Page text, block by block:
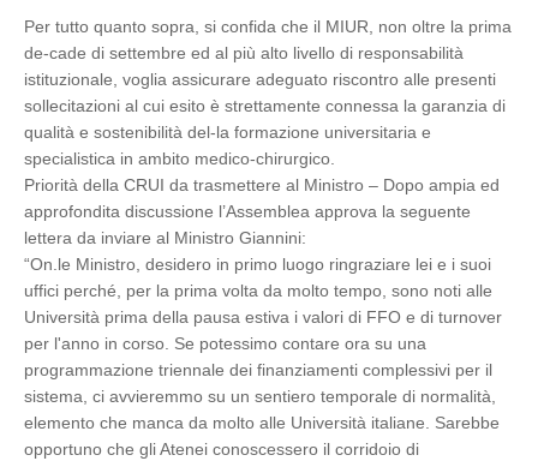
Per tutto quanto sopra, si confida che il MIUR, non oltre la prima
de-cade di settembre ed al più alto livello di responsabilità
istituzionale, voglia assicurare adeguato riscontro alle presenti
sollecitazioni al cui esito è strettamente connessa la garanzia di
qualità e sostenibilità del-la formazione universitaria e
specialistica in ambito medico-chirurgico.
Priorità della CRUI da trasmettere al Ministro – Dopo ampia ed
approfondita discussione l’Assemblea approva la seguente
lettera da inviare al Ministro Giannini:
“On.le Ministro, desidero in primo luogo ringraziare lei e i suoi
uffici perché, per la prima volta da molto tempo, sono noti alle
Università prima della pausa estiva i valori di FFO e di turnover
per l'anno in corso. Se potessimo contare ora su una
programmazione triennale dei finanziamenti complessivi per il
sistema, ci avvieremmo su un sentiero temporale di normalità,
elemento che manca da molto alle Università italiane. Sarebbe
opportuno che gli Atenei conoscessero il corridoio di